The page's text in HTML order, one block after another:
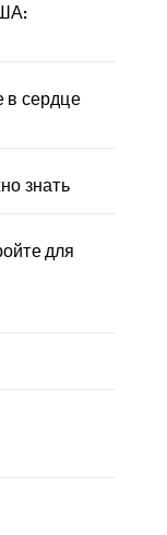
в сердце
знать
для